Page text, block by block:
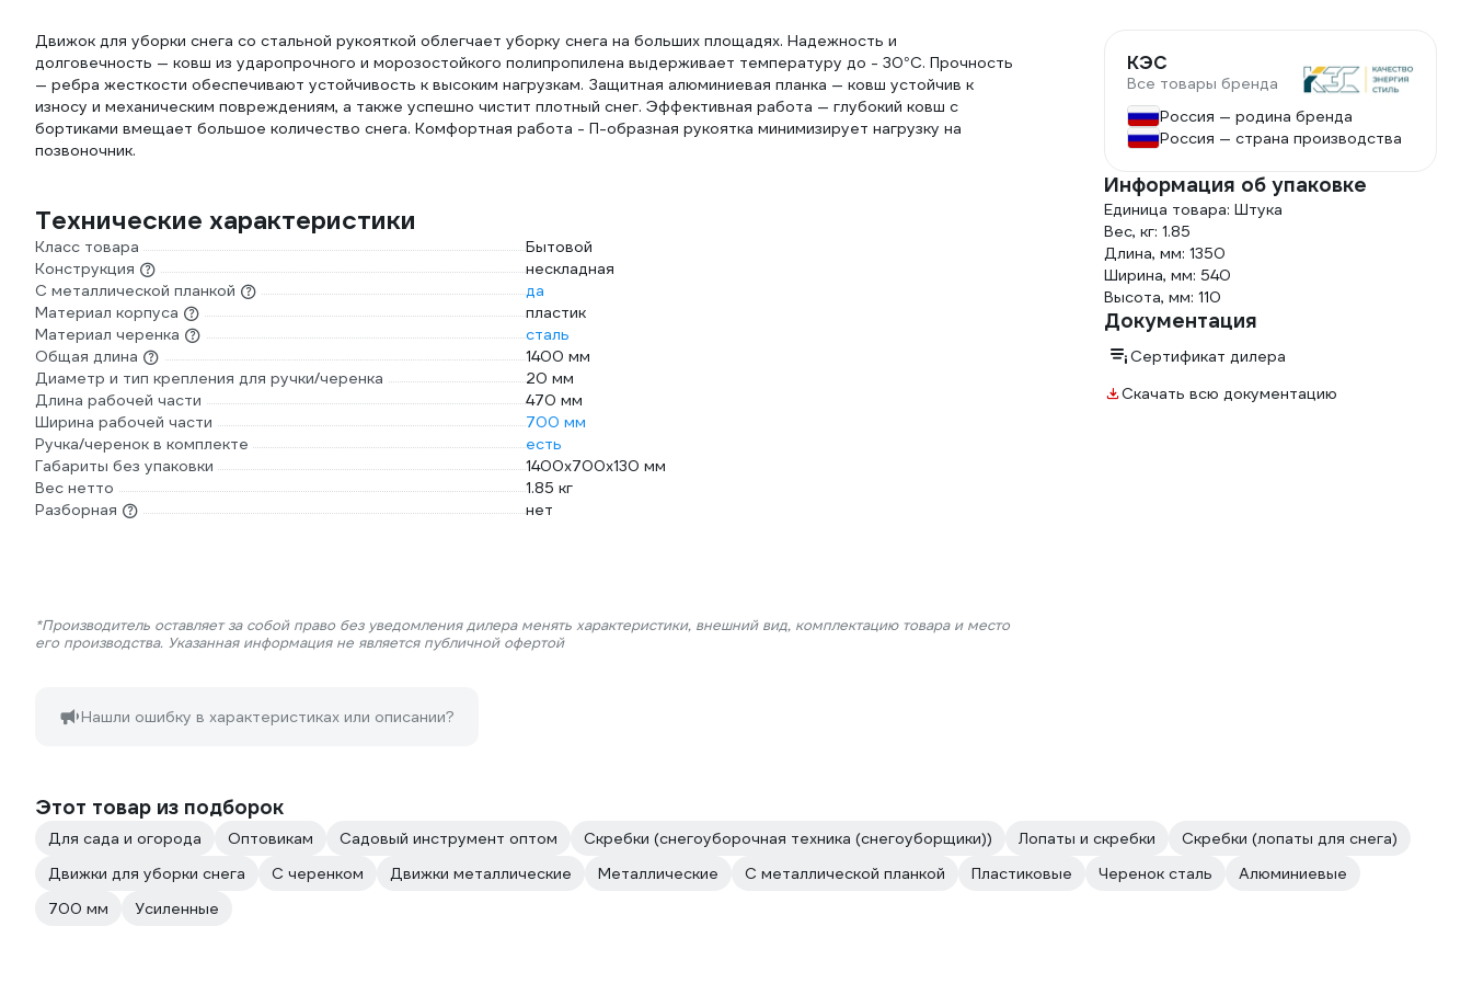
Движок для уборки снега со стальной рукояткой облегчает уборку снега на больших площадях. Надежность и
долговечность — ковш из ударопрочного и морозостойкого полипропилена выдерживает температуру до - 30°С. Прочность
— ребра жесткости обеспечивают устойчивость к высоким нагрузкам. Защитная алюминиевая планка — ковш устойчив к
износу и механическим повреждениям, а также успешно чистит плотный снег. Эффективная работа — глубокий ковш с
бортиками вмещает большое количество снега. Комфортная работа - П-образная рукоятка минимизирует нагрузку на
позвоночник.
Технические характеристики
Класс товара
Бытовой
Конструкция
нескладная
С металлической планкой
да
Материал корпуса
пластик
Материал черенка
сталь
Общая длина
1400 мм
Диаметр и тип крепления для ручки/черенка
20 мм
Длина рабочей части
470 мм
Ширина рабочей части
700 мм
Ручка/черенок в комплекте
есть
Габариты без упаковки
1400x700x130 мм
Вес нетто
1.85 кг
Разборная
нет
*Производитель оставляет за собой право без уведомления дилера менять характеристики, внешний вид, комплектацию товара и место
его производства. Указанная информация не является публичной офертой
Нашли ошибку в характеристиках или описании?
КЭС
Все товары бренда
Россия — родина бренда
Россия — страна производства
Информация об упаковке
Единица товара: Штука
Вес, кг: 1.85
Длина, мм: 1350
Ширина, мм: 540
Высота, мм: 110
Документация
Сертификат дилера
Скачать всю документацию
Этот товар из подборок
Для сада и огорода Оптовикам Садовый инструмент оптом Скребки (снегоуборочная техника (снегоуборщики)) Лопаты и скребки
Скребки (лопаты для снега)
Движки для уборки снега
С черенком Движки металлические Металлические С металлической планкой Пластиковые Черенок сталь
Алюминиевые
700 мм
Усиленные